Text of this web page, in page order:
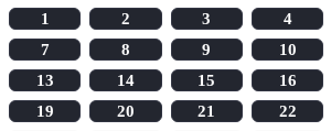
1
2 3 4
7
8 9 10
13
14 15 16
19
20 21 22